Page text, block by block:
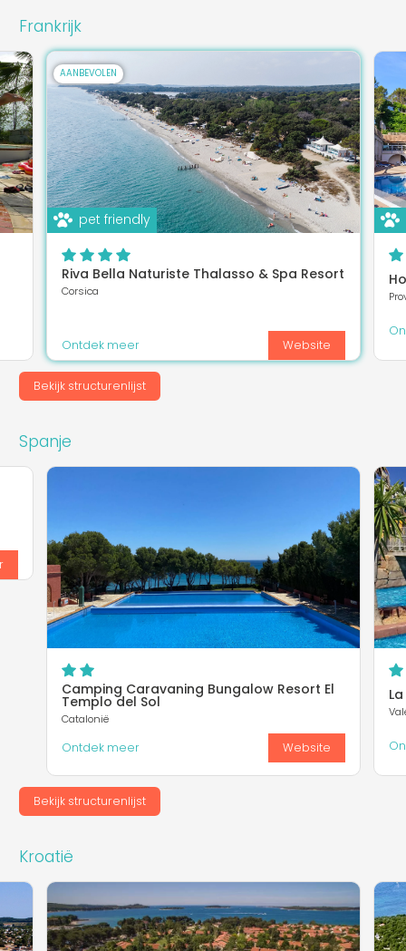
Frankrijk
AANBEVOLEN
pet friendly
Riva Bella Naturiste Thalasso & Spa Resort
Corsica
Ontdek meer Website
Bekijk structurenlijst
Spanje
Camping Caravaning Bungalow Resort El
Templo del Sol
Catalonië
Ontdek meer Website
Bekijk structurenlijst
Kroatië